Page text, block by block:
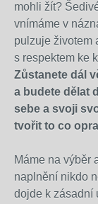
mohli žít?
vnímáme v
pulzuje životem
s respektem ke
Zůstanete dál
a budete dělat
sebe a svoji
tvořit to co
Máme na výběr
naplnění nikdo
dojde k zásadní